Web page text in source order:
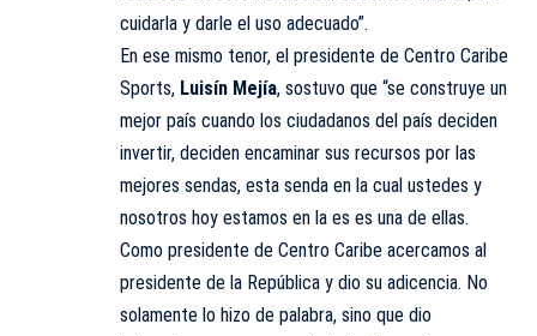
cuidarla y darle el uso adecuado”.
En ese mismo tenor, el presidente de Centro Caribe
Sports, Luisín Mejía, sostuvo que “se construye un
mejor país cuando los ciudadanos del país deciden
invertir, deciden encaminar sus recursos por las
mejores sendas, esta senda en la cual ustedes y
nosotros hoy estamos en la es es una de ellas.
Como presidente de Centro Caribe acercamos al
presidente de la República y dio su adicencia. No
solamente lo hizo de palabra, sino que dio